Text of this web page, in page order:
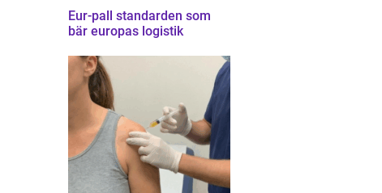
Eur-pall standarden som
bär europas logistik